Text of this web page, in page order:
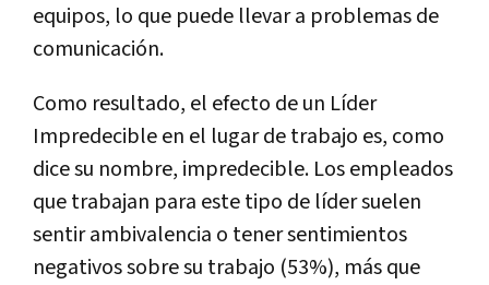
equipos, lo que puede llevar a problemas de
comunicación.
Como resultado, el efecto de un Líder
Impredecible en el lugar de trabajo es, como
dice su nombre, impredecible. Los empleados
que trabajan para este tipo de líder suelen
sentir ambivalencia o tener sentimientos
negativos sobre su trabajo (53%), más que